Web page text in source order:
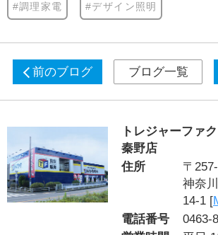
#調理家電 #デザイン照明
前のブログ ブログ一覧
トレジャーファ
秦野店
住所
〒
神奈
14-1 [
電話番号
0463-